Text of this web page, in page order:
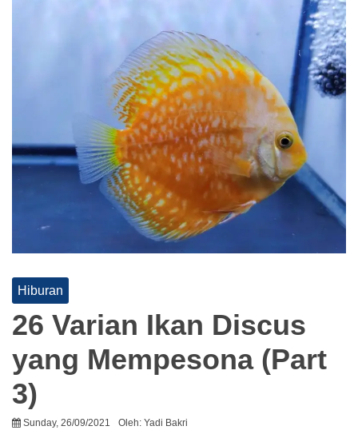
Hiburan
26 Varian Ikan Discus
yang Mempesona (Part
3)
Sunday, 26/09/2021 Oleh: Yadi Bakri